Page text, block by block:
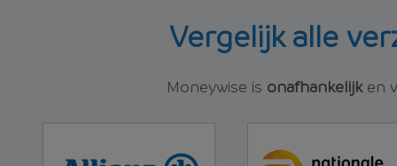
Vergelijk alle
Moneywise is onafhankelijken